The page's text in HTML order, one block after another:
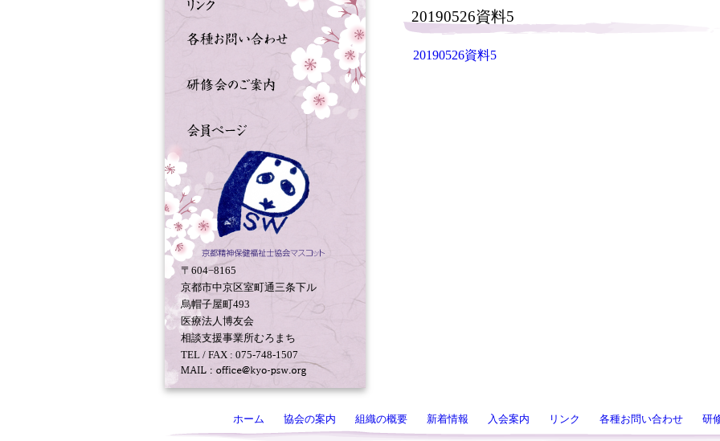
〒604−8165
京都市中京区室町通三条下ル
烏帽子屋町493
医療法人博友会
相談支援事業所むろまち
TEL / FAX : 075-748-1507
20190526資料5
20190526資料5
ホーム 協会の案内 組織の概要 新着情報 入会案内 リンク 各種お問い合わせ 研